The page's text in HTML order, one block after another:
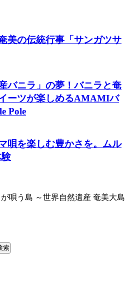
美の伝統行事「サンガツサ
バニラ」の夢！バニラと奄
ーツが楽しめるAMAMIバ
Pole
唄を楽しむ豊かさを。ムル
唄う島 ～世界自然遺産 奄美大島
索